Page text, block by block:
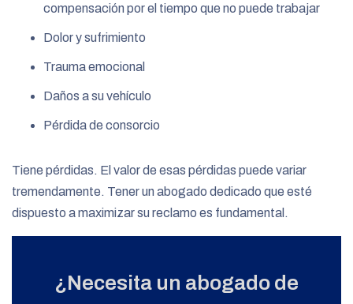
compensación por el tiempo que no puede trabajar
Dolor y sufrimiento
Trauma emocional
Daños a su vehículo
Pérdida de consorcio
Tiene pérdidas. El valor de esas pérdidas puede variar
tremendamente. Tener un abogado dedicado que esté
dispuesto a maximizar su reclamo es fundamental.
¿Necesita un abogado de